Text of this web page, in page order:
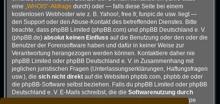
eine „WHOIS“-Abfrage durch) oder — falls diese Seite bei einem
kostenlosen Webhoster wie z. B. Yahoo!, free.fr, funpic.de usw. liegt —
den Support oder den Abuse-Kontakt des betreffenden Dienstes. Bitte
beachte, dass phpBB Limited (phpBB.com) und phpBB Deutschland e. V.
(phpBB.de) absolut keinen Einfluss auf die Benutzung oder den oder die
Benutzer der Forensoftware haben und dafür in keiner Weise zur
Verantwortung herangezogen werden können. Kontaktiere daher nie
phpBB Limited oder phpBB Deutschland e. V. in Zusammenhang mit
jeglichen juristischen Fragen (Unterlassungserklärungen, Haftungsfragen
usw.), die sich nicht direkt auf die Websiten phpbb.com, phpbb.de oder
die phpBB-Software selbst beziehen. Falls du phpBB Limited oder phpBB
Deutschland e. V. E-Mails schreibst, die die Softwarenutzung durch
Drittebetreffen, so wirst du, wenn überhaupt, höchstens eine knappe